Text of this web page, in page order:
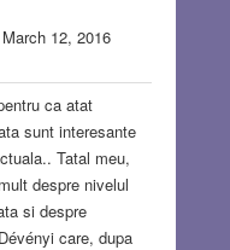
12, 2016
ca atat
sunt interesante
Tatal meu,
despre nivelul
si despre
care, dupa